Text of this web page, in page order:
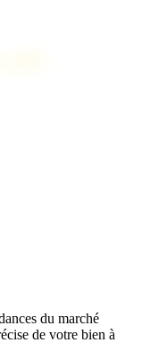
du marché
de votre bien à